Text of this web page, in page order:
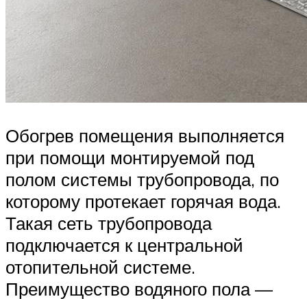
Обогрев помещения выполняется
при помощи монтируемой под
полом системы трубопровода, по
которому протекает горячая вода.
Такая сеть трубопровода
подключается к центральной
отопительной системе.
Преимущество водяного пола —